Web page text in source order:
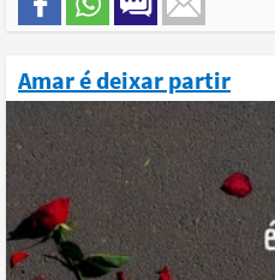
Amar é deixar partir